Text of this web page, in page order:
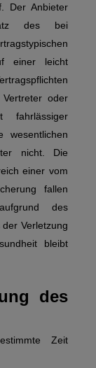
Der Anbieter
des bei
einer leicht
oder
fahrlässiger
wesentlichen
nicht. Die
einer vom
fallen
des
Verletzung
bleibt
des
Zeit